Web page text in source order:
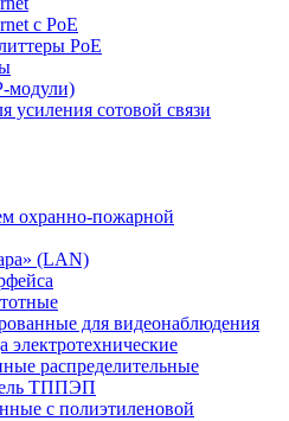
с PoE
PoE
модули)
усиления сотовой связи
охранно-пожарной
(LAN)
для видеонаблюдения
электротехнические
распределительные
ТППЭП
с полиэтиленовой